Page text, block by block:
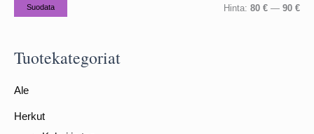
MM
Suodata Hinta: 80 € — 90 €
Tuotekategoriat
Ale
Herkut